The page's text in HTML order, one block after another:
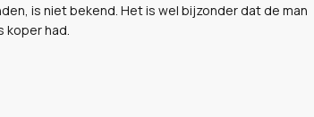
is niet bekend. Het is wel bijzonder dat de man
had.